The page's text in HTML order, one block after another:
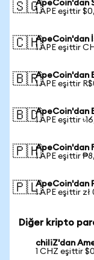
🇸🇬ApeCoin'dan
1 APE eşittir
🇨🇭ApeCoin'dan
1 APE eşittir
🇧🇷ApeCoin'dan
1 APE eşittir
🇧🇩ApeCoin'dan
1 APE eşittir
🇵🇭ApeCoin'dan
1 APE eşittir
🇵🇱ApeCoin'dan
1 APE eşittir zł
Diğer kripto
chiliZ'dan
1 CHZ eşittir